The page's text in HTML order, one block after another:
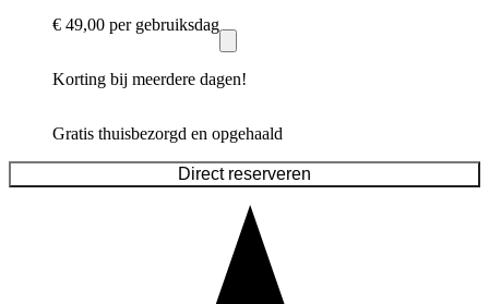
€ 49,00 per gebruiksdag
Korting bij meerdere dagen!
Gratis thuisbezorgd en opgehaald
Direct reserveren